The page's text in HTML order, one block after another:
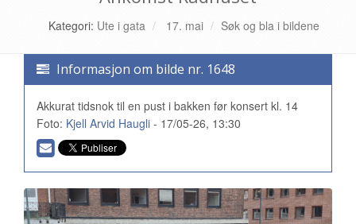
Kategori: Ute i gata 17. mai Søk og bla i bildene
Informasjon om bilde nr. 1648
Akkurat tidsnok til en pust i bakken før konsert kl. 14
Foto: Kjell Arvid Haugli - 17/05-26, 13:30